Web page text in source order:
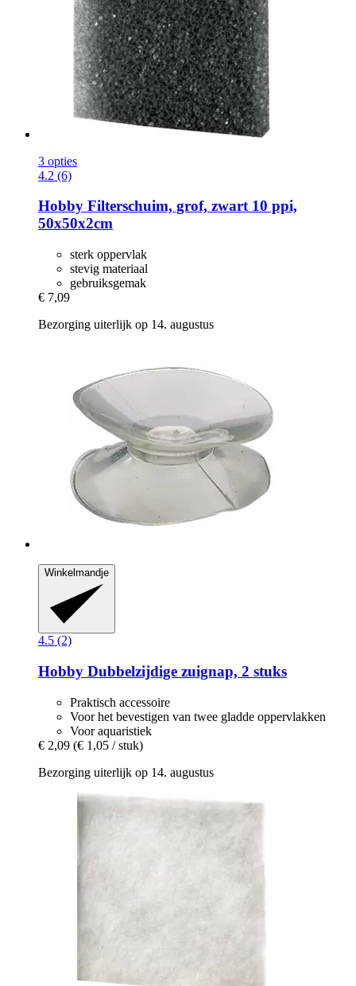
3 opties
4.2 (6)
Hobby Filterschuim, grof, zwart 10 ppi,
50x50x2cm
sterk oppervlak
stevig materiaal
gebruiksgemak
€ 7,09
Bezorging uiterlijk op 14. augustus
Winkelmandje
4.5 (2)
Hobby Dubbelzijdige zuignap, 2 stuks
Praktisch accessoire
Voor het bevestigen van twee gladde oppervlakken
Voor aquaristiek
€ 2,09 (€ 1,05 / stuk)
Bezorging uiterlijk op 14. augustus